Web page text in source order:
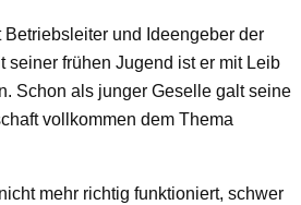
Betriebsleiter und Ideengeber der
seiner frühen Jugend ist er mit Leib
Schon als junger Geselle galt seine
vollkommen dem Thema
mehr richtig funktioniert, schwer